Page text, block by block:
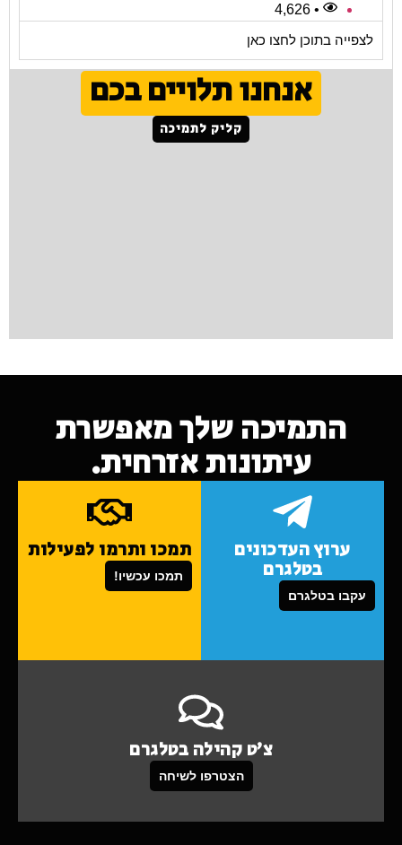
• 4,626
לצפייה בתוכן לחצו כאן
אנחנו תלויים בכם
קליק לתמיכה
התמיכה שלך מאפשרת
עיתונות אזרחית.
ערוץ העדכונים
בטלגרם
עקבו בטלגרם
תמכו ותרמו לפעילות
תמכו עכשיו!
צ'ט קהילה בטלגרם
הצטרפו לשיחה